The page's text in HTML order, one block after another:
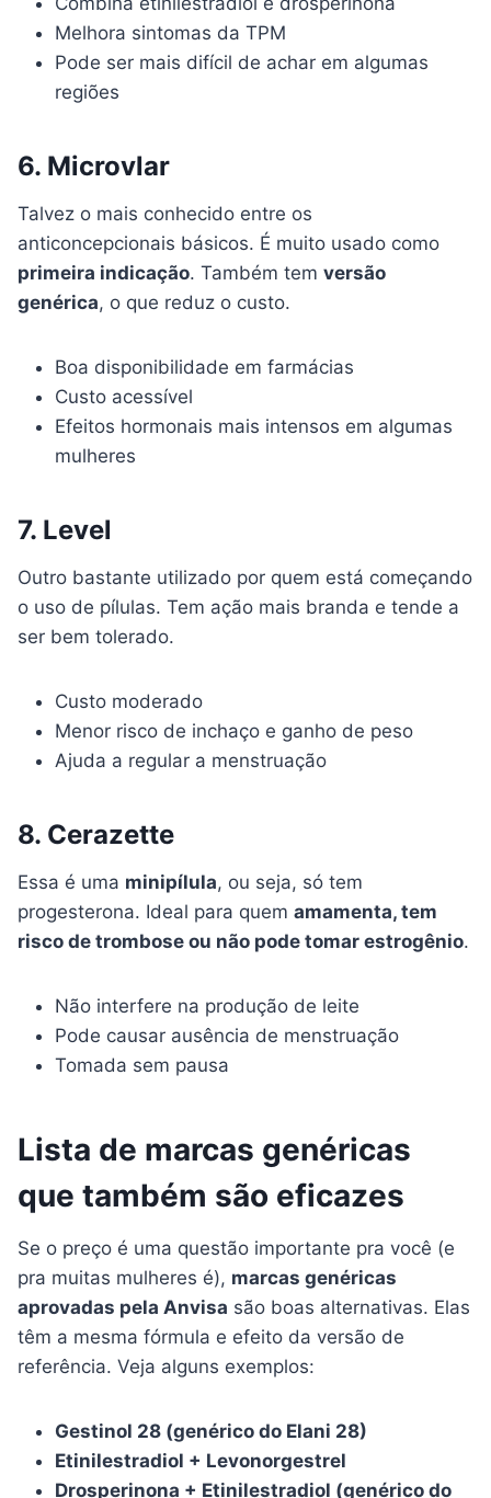
Melhora sintomas da TPM
Pode ser mais difícil de achar em algumas
regiões
6. Microvlar
Talvez o mais conhecido entre os
anticoncepcionais básicos. É muito usado como
primeira indicação. Também tem versão
genérica, o que reduz o custo.
Boa disponibilidade em farmácias
Custo acessível
Efeitos hormonais mais intensos em algumas
mulheres
7. Level
Outro bastante utilizado por quem está começando
o uso de pílulas. Tem ação mais branda e tende a
ser bem tolerado.
Custo moderado
Menor risco de inchaço e ganho de peso
Ajuda a regular a menstruação
8. Cerazette
Essa é uma minipílula, ou seja, só tem
progesterona. Ideal para quem amamenta, tem
risco de trombose ou não pode tomar estrogênio.
Não interfere na produção de leite
Pode causar ausência de menstruação
Tomada sem pausa
Lista de marcas genéricas
que também são eficazes
Se o preço é uma questão importante pra você (e
pra muitas mulheres é), marcas genéricas
aprovadas pela Anvisa são boas alternativas. Elas
têm a mesma fórmula e efeito da versão de
referência. Veja alguns exemplos:
Gestinol 28 (genérico do Elani 28)
Etinilestradiol + Levonorgestrel
Drosperinona + Etinilestradiol (genérico do